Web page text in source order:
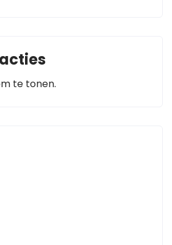
te tonen.